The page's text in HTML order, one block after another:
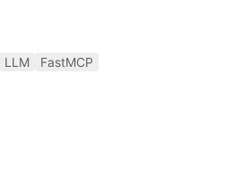
LLM
FastMCP